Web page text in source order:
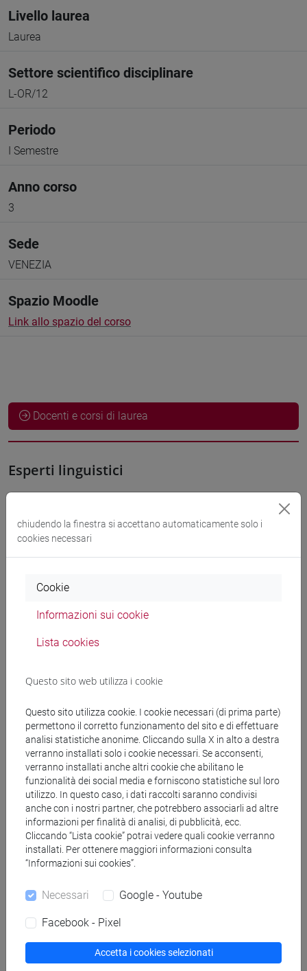
Livello laurea
Laurea
Settore scientifico disciplinare
L-OR/12
Periodo
I Semestre
Anno corso
3
Sede
VENEZIA
Spazio Moodle
Link allo spazio del corso
Docenti e corsi di laurea
Esperti linguistici
Materiali didattici
[LT40] LINGUE, CULTURE E SOCIETÀ DELL'ASIA
vicino e medio oriente/medio oriente e africa
Insegnamenti mutuati
ESERCITAZIONI DI LINGUA ARABA 3 MOD. 1A
[LT007C]
LINGUA ARABA 3
ESERCITAZIONI DI LINGUA ARABA 3 MOD.
1A
chiudendo la finestra si accettano automaticamente solo i
cookies necessari
Cookie
Informazioni sui cookie
Lista cookies
Questo sito web utilizza i cookie
Questo sito utilizza cookie. I cookie necessari (di prima parte)
permettono il corretto funzionamento del sito e di effettuare
analisi statistiche anonime. Cliccando sulla X in alto a destra
verranno installati solo i cookie necessari. Se acconsenti,
verranno installati anche altri cookie che abilitano le
funzionalità dei social media e forniscono statistiche sul loro
utilizzo. In questo caso, i dati raccolti saranno condivisi
anche con i nostri partner, che potrebbero associarli ad altre
informazioni per finalità di analisi, di pubblicità, ecc.
Cliccando “Lista cookie” potrai vedere quali cookie verranno
installati. Per ottenere maggiori informazioni consulta
“Informazioni sui cookies”.
Necessari Google - Youtube
Facebook - Pixel
Accetta i cookies selezionati